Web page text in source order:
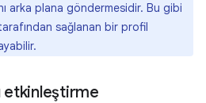
arka plana göndermesidir. Bu gibi
sağlanan bir profil
etkinleştirme